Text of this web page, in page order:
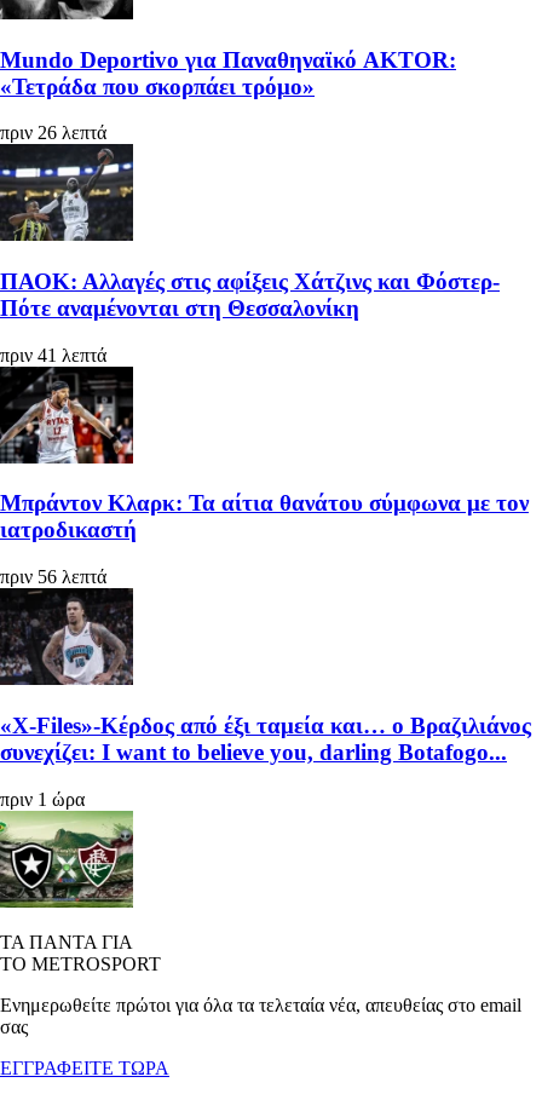
Mundo Deportivo για Παναθηναϊκό AKTOR:
«Τετράδα που σκορπάει τρόμο»
πριν 26 λεπτά
ΠΑΟΚ: Αλλαγές στις αφίξεις Χάτζινς και Φόστερ-
Πότε αναμένονται στη Θεσσαλονίκη
πριν 41 λεπτά
Μπράντον Κλαρκ: Τα αίτια θανάτου σύμφωνα με τον
ιατροδικαστή
πριν 56 λεπτά
«X-Files»-Κέρδος από έξι ταμεία και… ο Βραζιλιάνος
συνεχίζει: I want to believe you, darling Botafogo...
πριν 1 ώρα
ΤΑ ΠΑΝΤΑ ΓΙΑ
ΤΟ METROSPORT
Ενημερωθείτε πρώτοι για όλα τα τελεταία νέα, απευθείας στο email
σας
ΕΓΓΡΑΦΕΙΤΕ ΤΩΡΑ